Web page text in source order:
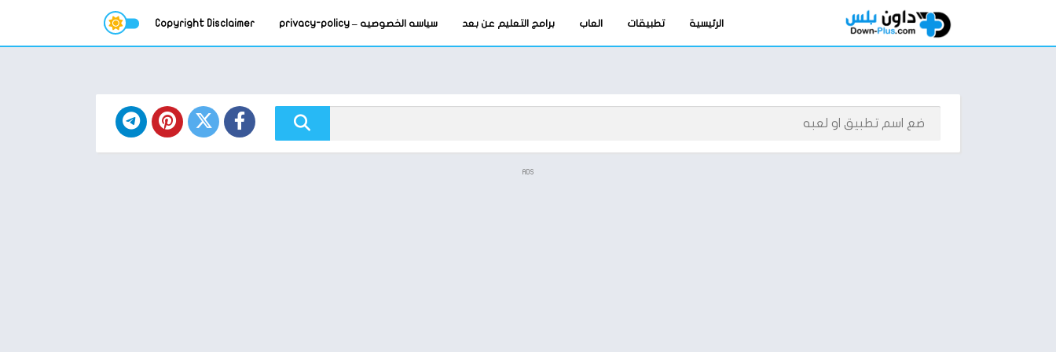
الرئيسية تطبيقات العاب برامج التعليم عن بعد سياسه الخصوصيه – privacy-policy Copyright Disclaimer
ADS